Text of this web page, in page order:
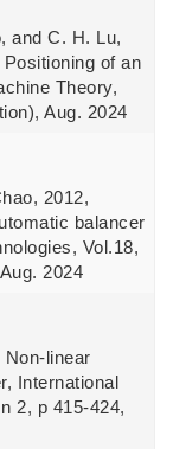
and C. H. Lu,
of an
Theory,
Aug. 2024
2012,
balancer
Vol.18,
2024
Non-linear
International
2, p 415-424,